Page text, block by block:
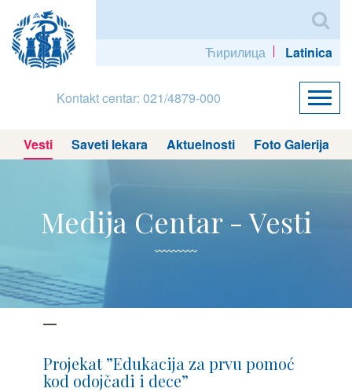
Ћирилица Latinica
Kontakt centar: 021/4879-000
Vesti Saveti lekara Aktuelnosti Foto Galerija
Medija Centar - Vesti
Projekat ”Edukacija za prvu pomoć
kod odojčadi i dece”